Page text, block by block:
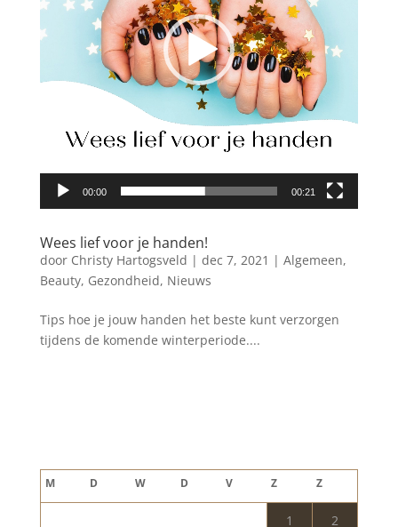
00:00 00:21
Wees lief voor je handen!
door Christy Hartogsveld | dec 7, 2021 | Algemeen,
Beauty, Gezondheid, Nieuws
Tips hoe je jouw handen het beste kunt verzorgen
tijdens de komende winterperiode....
M D W D V Z Z
1 2